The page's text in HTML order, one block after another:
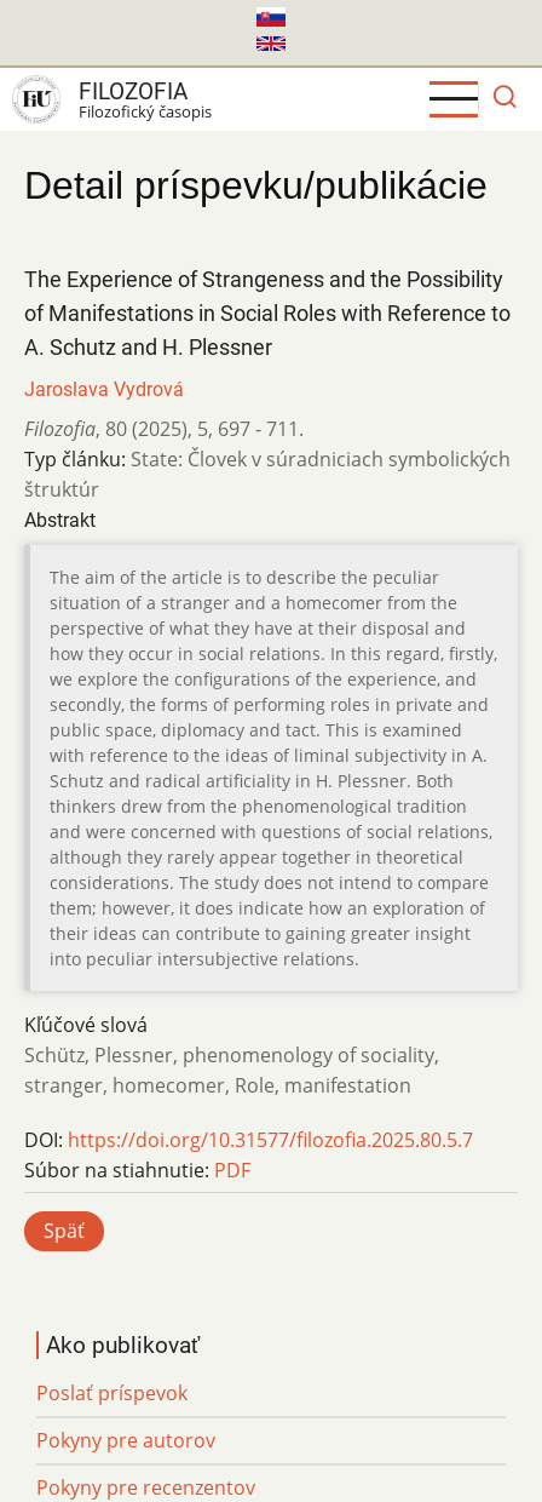
hlavný
obsah
FILOZOFIA
Filozofický časopis
Detail príspevku/publikácie
The Experience of Strangeness and the Possibility
of Manifestations in Social Roles with Reference to
A. Schutz and H. Plessner
Jaroslava Vydrová
Filozofia, 80 (2025), 5, 697 - 711.
Typ článku: State: Človek v súradniciach symbolických
štruktúr
Abstrakt
The aim of the article is to describe the peculiar
situation of a stranger and a homecomer from the
perspective of what they have at their disposal and
how they occur in social relations. In this regard, firstly,
we explore the configurations of the experience, and
secondly, the forms of performing roles in private and
public space, diplomacy and tact. This is examined
with reference to the ideas of liminal subjectivity in A.
Schutz and radical artificiality in H. Plessner. Both
thinkers drew from the phenomenological tradition
and were concerned with questions of social relations,
although they rarely appear together in theoretical
considerations. The study does not intend to compare
them; however, it does indicate how an exploration of
their ideas can contribute to gaining greater insight
into peculiar intersubjective relations.
Kľúčové slová
Schütz, Plessner, phenomenology of sociality,
stranger, homecomer, Role, manifestation
DOI: https://doi.org/10.31577/filozofia.2025.80.5.7
Súbor na stiahnutie: PDF
Späť
Ako publikovať
Poslať príspevok
Pokyny pre autorov
Pokyny pre recenzentov